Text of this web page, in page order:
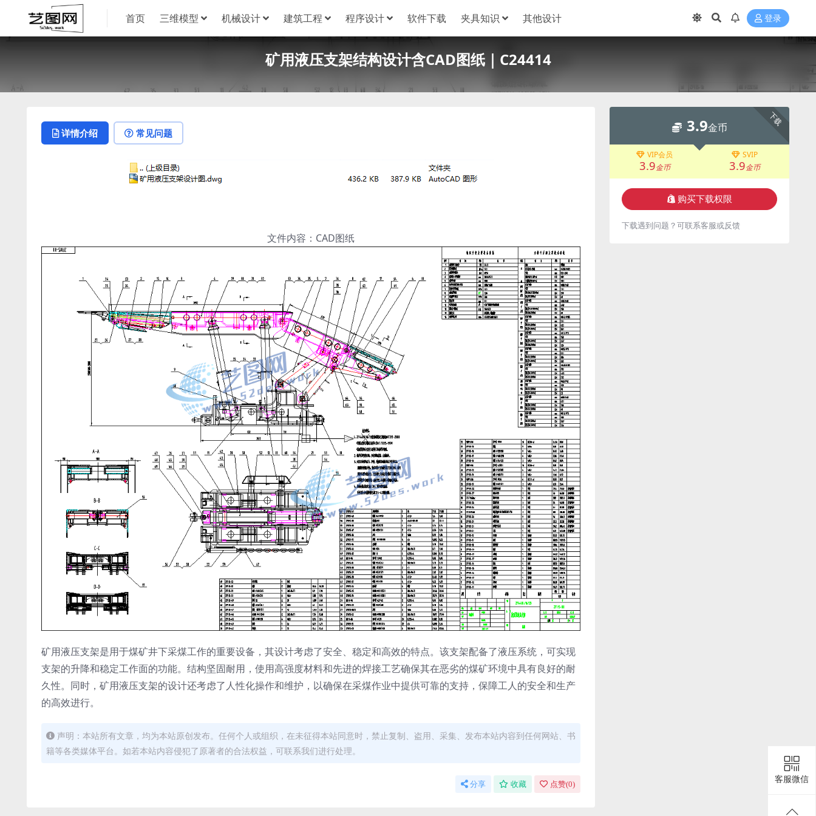
首页 三维模型 机械设计 建筑工程 程序设计 软件下载 夹具知识 其他设计 登录
矿用液压支架结构设计含CAD图纸｜C24414
详情介绍 常见问题
文件内容：CAD图纸
矿用液压支架是用于煤矿井下采煤工作的重要设备，其设计考虑了安全、稳定和高效的特点。该支架配备了液压系统，可实现
支架的升降和稳定工作面的功能。结构坚固耐用，使用高强度材料和先进的焊接工艺确保其在恶劣的煤矿环境中具有良好的耐
久性。同时，矿用液压支架的设计还考虑了人性化操作和维护，以确保在采煤作业中提供可靠的支持，保障工人的安全和生产
的高效进行。
声明：本站所有文章，均为本站原创发布。任何个人或组织，在未征得本站同意时，禁止复制、盗用、采集、发布本站内容到任何网站、书
籍等各类媒体平台。如若本站内容侵犯了原著者的合法权益，可联系我们进行处理。
分享 收藏 点赞(0)
下载
3.9金币
VIP会员
3.9金币
SVIP
3.9金币
购买下载权限
下载遇到问题？可联系客服或反馈
客服微信